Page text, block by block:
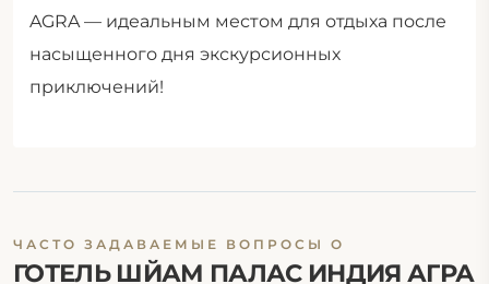
AGRA — идеальным местом для отдыха после
насыщенного дня экскурсионных
приключений!
ЧАСТО ЗАДАВАЕМЫЕ ВОПРОСЫ О
ГОТЕЛЬ ШЙАМ ПАЛАС ИНДИЯ АГРА